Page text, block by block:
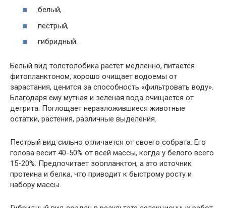
белый,
пестрый,
гибридный.
Белый вид толстолобика растет медленно, питается
фитопланктоном, хорошо очищает водоемы от
зарастания, ценится за способность «фильтровать воду».
Благодаря ему мутная и зеленая вода очищается от
детрита. Поглощает неразложившиеся животные
остатки, растения, различные выделения.
Пестрый вид сильно отличается от своего собрата. Его
голова весит 40-50% от всей массы, когда у белого всего
15-20%. Предпочитает зоопланктон, а это источник
протеина и белка, что приводит к быстрому росту и
набору массы.